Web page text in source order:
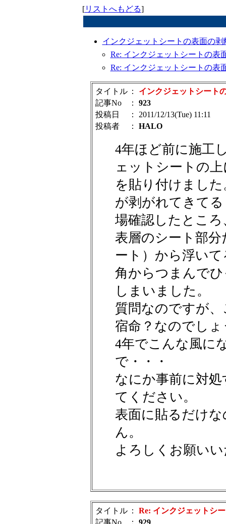
[リストへもどる]
インクジェットシートの表面の剥
Re: インクジェットシートの表
Re: インクジェットシートの表
タイトル ： インクジェットシート
記事No
： 923
投稿日
： 2011/12/13(Tue) 11:11
投稿者
： HALO
4年ほど前に施工
ェットシートの
を貼り付けまし
が剥がれてきて
場確認したとこ
表層のシート部
ート）から浮い
角からつまんで
しまいました。
質問なのですが
宿命？なのでし
4年でこんな風に
で・・・
なにか事前に対
てください。
表面に貼るだけ
ん。
よろしくお願い
タイトル ： Re: インクジェットシ
記事No
： 929